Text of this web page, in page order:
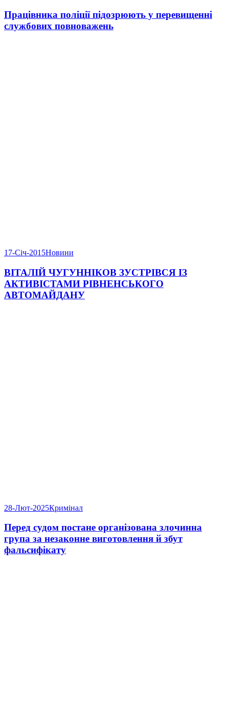
Працівника поліції підозрюють у перевищенні
службових повноважень
17-Січ-2015Новини
ВІТАЛІЙ ЧУГУННІКОВ ЗУСТРІВСЯ ІЗ
АКТИВІСТАМИ РІВНЕНСЬКОГО
АВТОМАЙДАНУ
28-Лют-2025Кримінал
Перед судом постане організована злочинна
група за незаконне виготовлення й збут
фальсифікату